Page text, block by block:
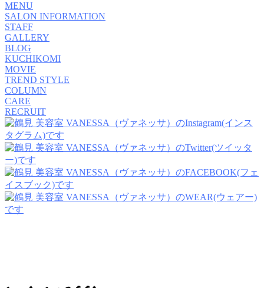
MENU
SALON INFORMATION
STAFF
GALLERY
BLOG
KUCHIKOMI
MOVIE
TREND STYLE
COLUMN
CARE
RECRUIT